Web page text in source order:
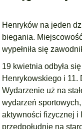
Henryków na jeden
biegania.
wypełniła się
19 kwietnia odbyła
Henrykowskiego i 11.
Wydarzenie uż na
wydarzeń
aktywności fizycznej i
przedpołudnie na